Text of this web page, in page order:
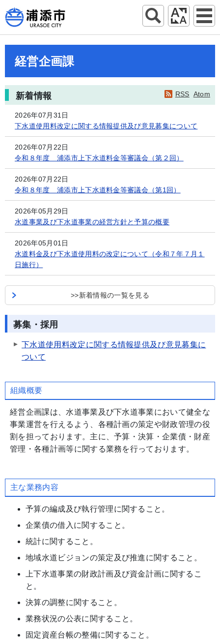
経営企画課
RSS Atom
新着情報
2026年07月31日
下水道使用料改定に関する情報提供及び意見募集について
2026年07月22日
令和８年度 浦添市上下水道料金等審議会（第２回）
2026年07月22日
令和８年度 浦添市上下水道料金等審議会（第1回）
2026年05月29日
水道事業及び下水道事業の経営方針と予算の概要
2026年05月01日
水道料金及び下水道使用料の改定について（令和７年７月１
日施行）
>>新着情報の一覧を見る
募集・採用
下水道使用料改定に関する情報提供及び意見募集に
ついて
組織概要
経営企画課は、水道事業及び下水道事業において健全な
事業運営を行えるよう、各種計画の策定や財政管理の役
割を担っております。主に、予算・決算・企業債・財産
管理・各種計画等に関する業務を行っております。
主な業務内容
予算の編成及び執行管理に関すること。
企業債の借入に関すること。
統計に関すること。
地域水道ビジョンの策定及び推進に関すること。
上下水道事業の財政計画及び資金計画に関するこ
と。
決算の調整に関すること。
業務状況の公表に関すること。
固定資産台帳の整備に関すること。